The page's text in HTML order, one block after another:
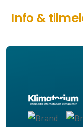
Info &